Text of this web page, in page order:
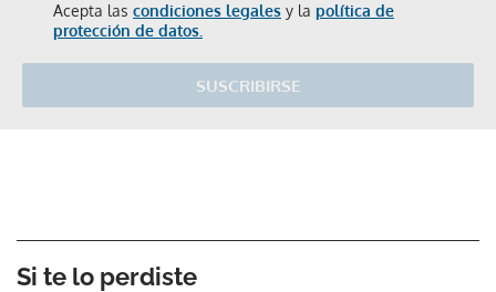
Acepta las condiciones legales y la política de
protección de datos.
SUSCRIBIRSE
Si te lo perdiste